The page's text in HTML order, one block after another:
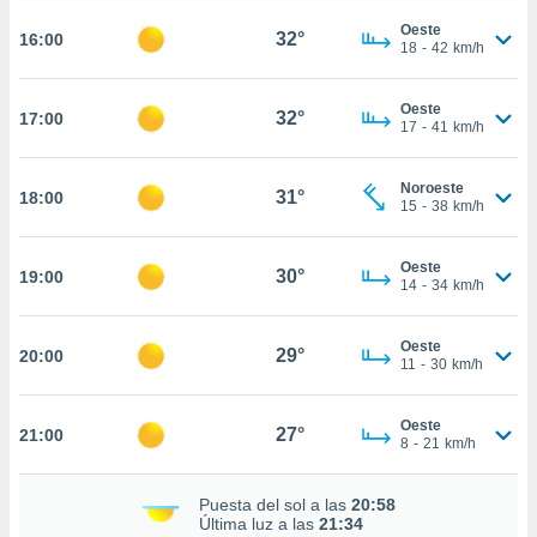
que
sean
para
ni para
no
web a
16:00 32°
Oeste
18 - 42 km/h
17:00 32°
Oeste
17 - 41 km/h
18:00 31°
Noroeste
15 - 38 km/h
19:00 30°
Oeste
14 - 34 km/h
20:00 29°
Oeste
11 - 30 km/h
21:00 27°
Oeste
8 - 21 km/h
Puesta del sol a las 20:58
Última luz a las 21:34